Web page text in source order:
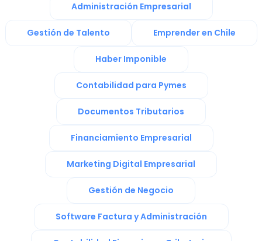
Administración Empresarial
Gestión de Talento Emprender en Chile
Haber Imponible
Contabilidad para Pymes
Documentos Tributarios
Financiamiento Empresarial
Marketing Digital Empresarial
Gestión de Negocio
Software Factura y Administración